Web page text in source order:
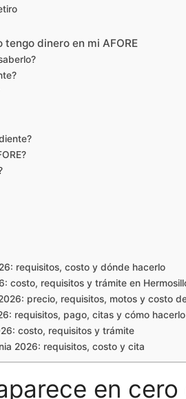
dinero en mi AFORE
requisitos, costo y dónde hacerlo
costo, requisitos y trámite en
precio, requisitos, motos y costo
requisitos, pago, citas y cómo hacerlo
costo, requisitos y trámite
2026: requisitos, costo y cita
en cero